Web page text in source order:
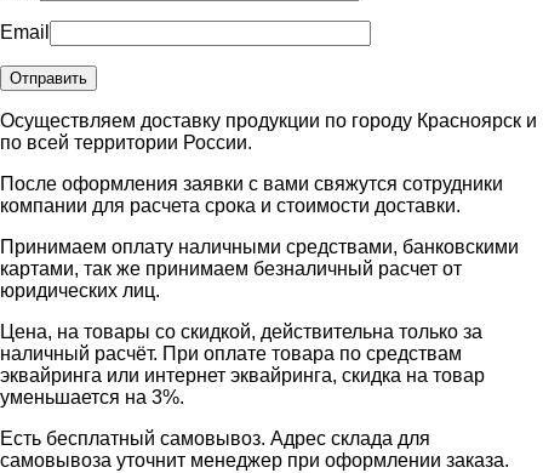
Email
Осуществляем доставку продукции по городу Красноярск и
по всей территории России.
После оформления заявки с вами свяжутся сотрудники
компании для расчета срока и стоимости доставки.
Принимаем оплату наличными средствами, банковскими
картами, так же принимаем безналичный расчет от
юридических лиц.
Цена, на товары со скидкой, действительна только за
наличный расчёт. При оплате товара по средствам
эквайринга или интернет эквайринга, скидка на товар
уменьшается на 3%.
Есть бесплатный самовывоз. Адрес склада для
самовывоза уточнит менеджер при оформлении заказа.